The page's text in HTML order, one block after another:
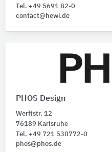
Tel. +49 5691 82-0
contact@hewi.de
PHOS Design
Werftstr. 12
76189 Karlsruhe
Tel. +49 721 530772-0
phos@phos.de